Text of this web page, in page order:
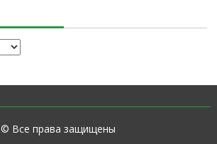
© Все права защищены